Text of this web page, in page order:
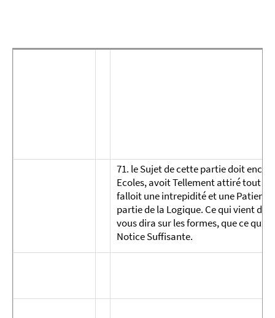
71. le Sujet de cette partie doit
Ecoles, avoit Tellement attiré tout à
falloit une intrepidité et une Patience
partie de la Logique. Ce qui vient
vous dira sur les formes, que ce
Notice Suffisante.